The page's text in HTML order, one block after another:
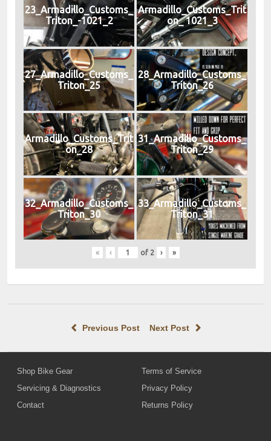
23_Armadillo_Customs_
Triton_-1021_2
Armadillo_Customs_Trit
on_ 1021_3
27_Armadillo_Customs_
Triton_25
28_Armadillo_Customs_
Triton_26
Armadillo_Customs_Trit
on_28
31_Armadillo_Customs_
Triton_29
32_Armadillo_Customs_
Triton_30
33_Armadillo_Customs_
Triton_31
« ‹ of 2 › »
Previous Post Next Post
Shop Bike Gear
Servicing & Diagnostics
Contact
Terms of Service
Privacy Policy
Returns Policy